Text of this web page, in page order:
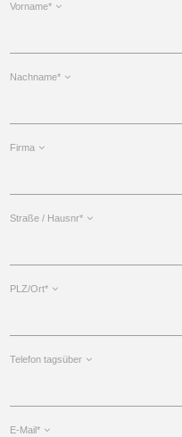
Vorname*
Nachname*
Firma
Straße / Hausnr*
PLZ/Ort*
Telefon tagsüber
E-Mail*